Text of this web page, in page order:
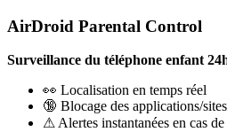
AirDroid Parental Control
Surveillance du téléphone enfant
👀 Localisation en temps réel
🔞 Blocage des applications/
⚠ Alertes instantanées en cas